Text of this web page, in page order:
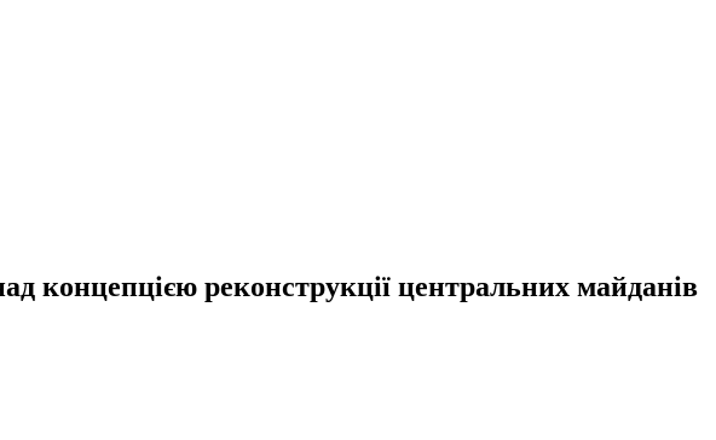
концепцією реконструкції центральних майданів